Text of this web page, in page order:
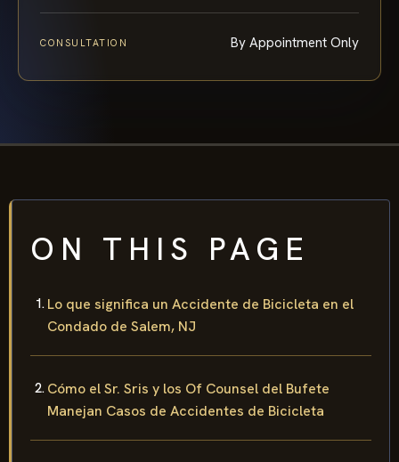
CONSULTATION By Appointment Only
ON THIS PAGE
Lo que significa un Accidente de Bicicleta en el
Condado de Salem, NJ
Cómo el Sr. Sris y los Of Counsel del Bufete
Manejan Casos de Accidentes de Bicicleta